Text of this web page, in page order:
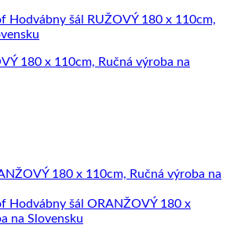
180 x 110cm, Ručná výroba na